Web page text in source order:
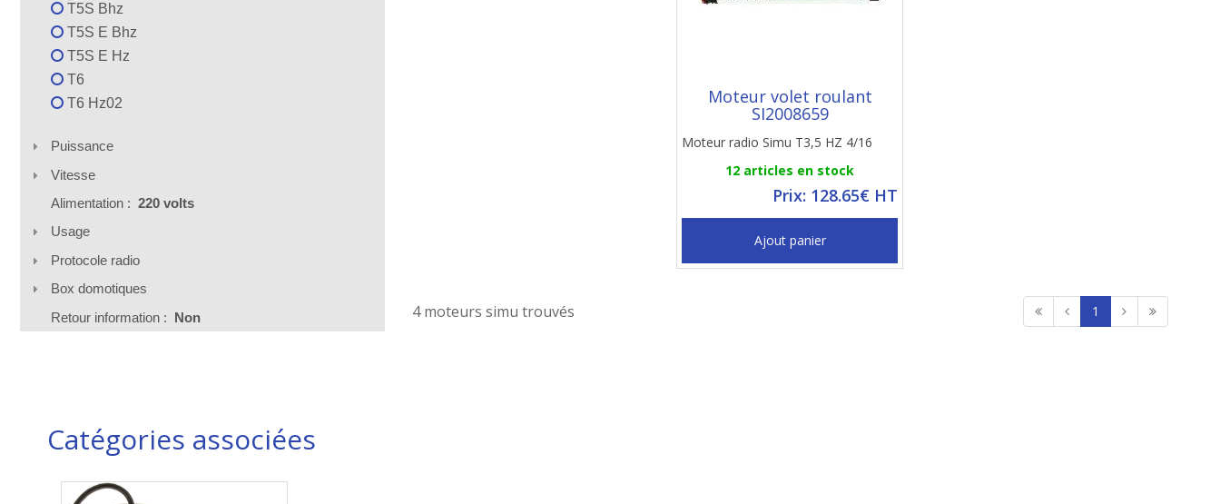
T5S Bhz
T5S E Bhz
T5S E Hz
T6
T6 Hz02
Puissance
Vitesse
Alimentation : 220 volts
Usage
Protocole radio
Box domotiques
Retour information : Non
Moteur volet roulant
SI2008659
Moteur radio Simu T3,5 HZ 4/16
12 articles en stock
Prix: 128.65€ HT
Ajout panier
4 moteurs simu trouvés 1
Catégories associées